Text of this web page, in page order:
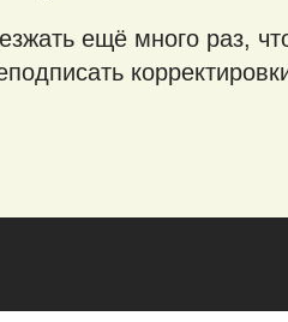
ещё много раз,